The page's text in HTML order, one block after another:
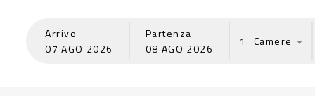
Arrivo
07 AGO 2026
Partenza
08 AGO 2026
1